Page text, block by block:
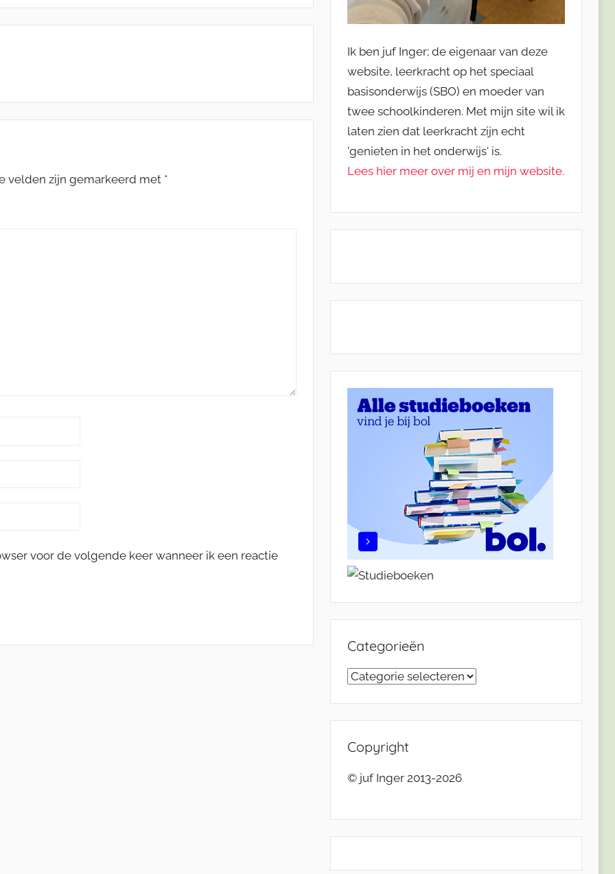
velden zijn gemarkeerd met *
voor de volgende keer wanneer ik een reactie
Ik ben juf Inger; de eigenaar van deze
website, leerkracht op het speciaal
basisonderwijs (SBO) en moeder van
twee schoolkinderen. Met mijn site wil ik
laten zien dat leerkracht zijn echt
'genieten in het onderwijs' is.
Lees hier meer over mij en mijn website.
Categorieën
Categorieën
Copyright
© juf Inger 2013-2026